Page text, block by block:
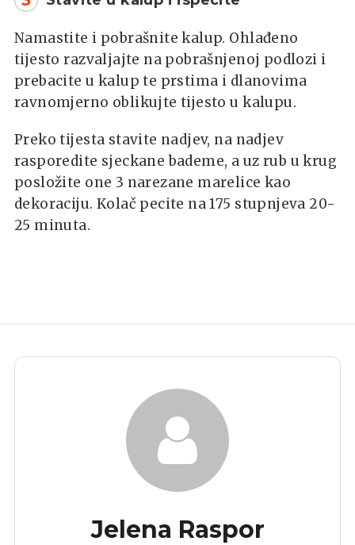
Namastite i pobrašnite kalup. Ohlađeno
tijesto razvaljajte na pobrašnjenoj podlozi i
prebacite u kalup te prstima i dlanovima
ravnomjerno oblikujte tijesto u kalupu.
Preko tijesta stavite nadjev, na nadjev
rasporedite sjeckane bademe, a uz rub u krug
posložite one 3 narezane marelice kao
dekoraciju. Kolač pecite na 175 stupnjeva 20-
25 minuta.
Jelena Raspor